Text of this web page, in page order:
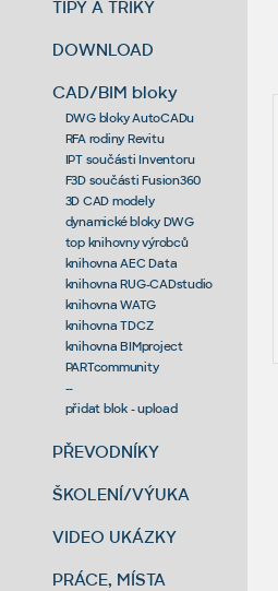
TIPY A TRIKY
DOWNLOAD
CAD/BIM bloky
DWG bloky AutoCADu
RFA rodiny Revitu
IPT součásti Inventoru
F3D součásti Fusion360
3D CAD modely
dynamické bloky DWG
top knihovny výrobců
knihovna AEC Data
knihovna RUG-CADstudio
knihovna WATG
knihovna TDCZ
knihovna BIMproject
PARTcommunity
--
přidat blok - upload
PŘEVODNÍKY
ŠKOLENÍ/VÝUKA
VIDEO UKÁZKY
PRÁCE, MÍSTA